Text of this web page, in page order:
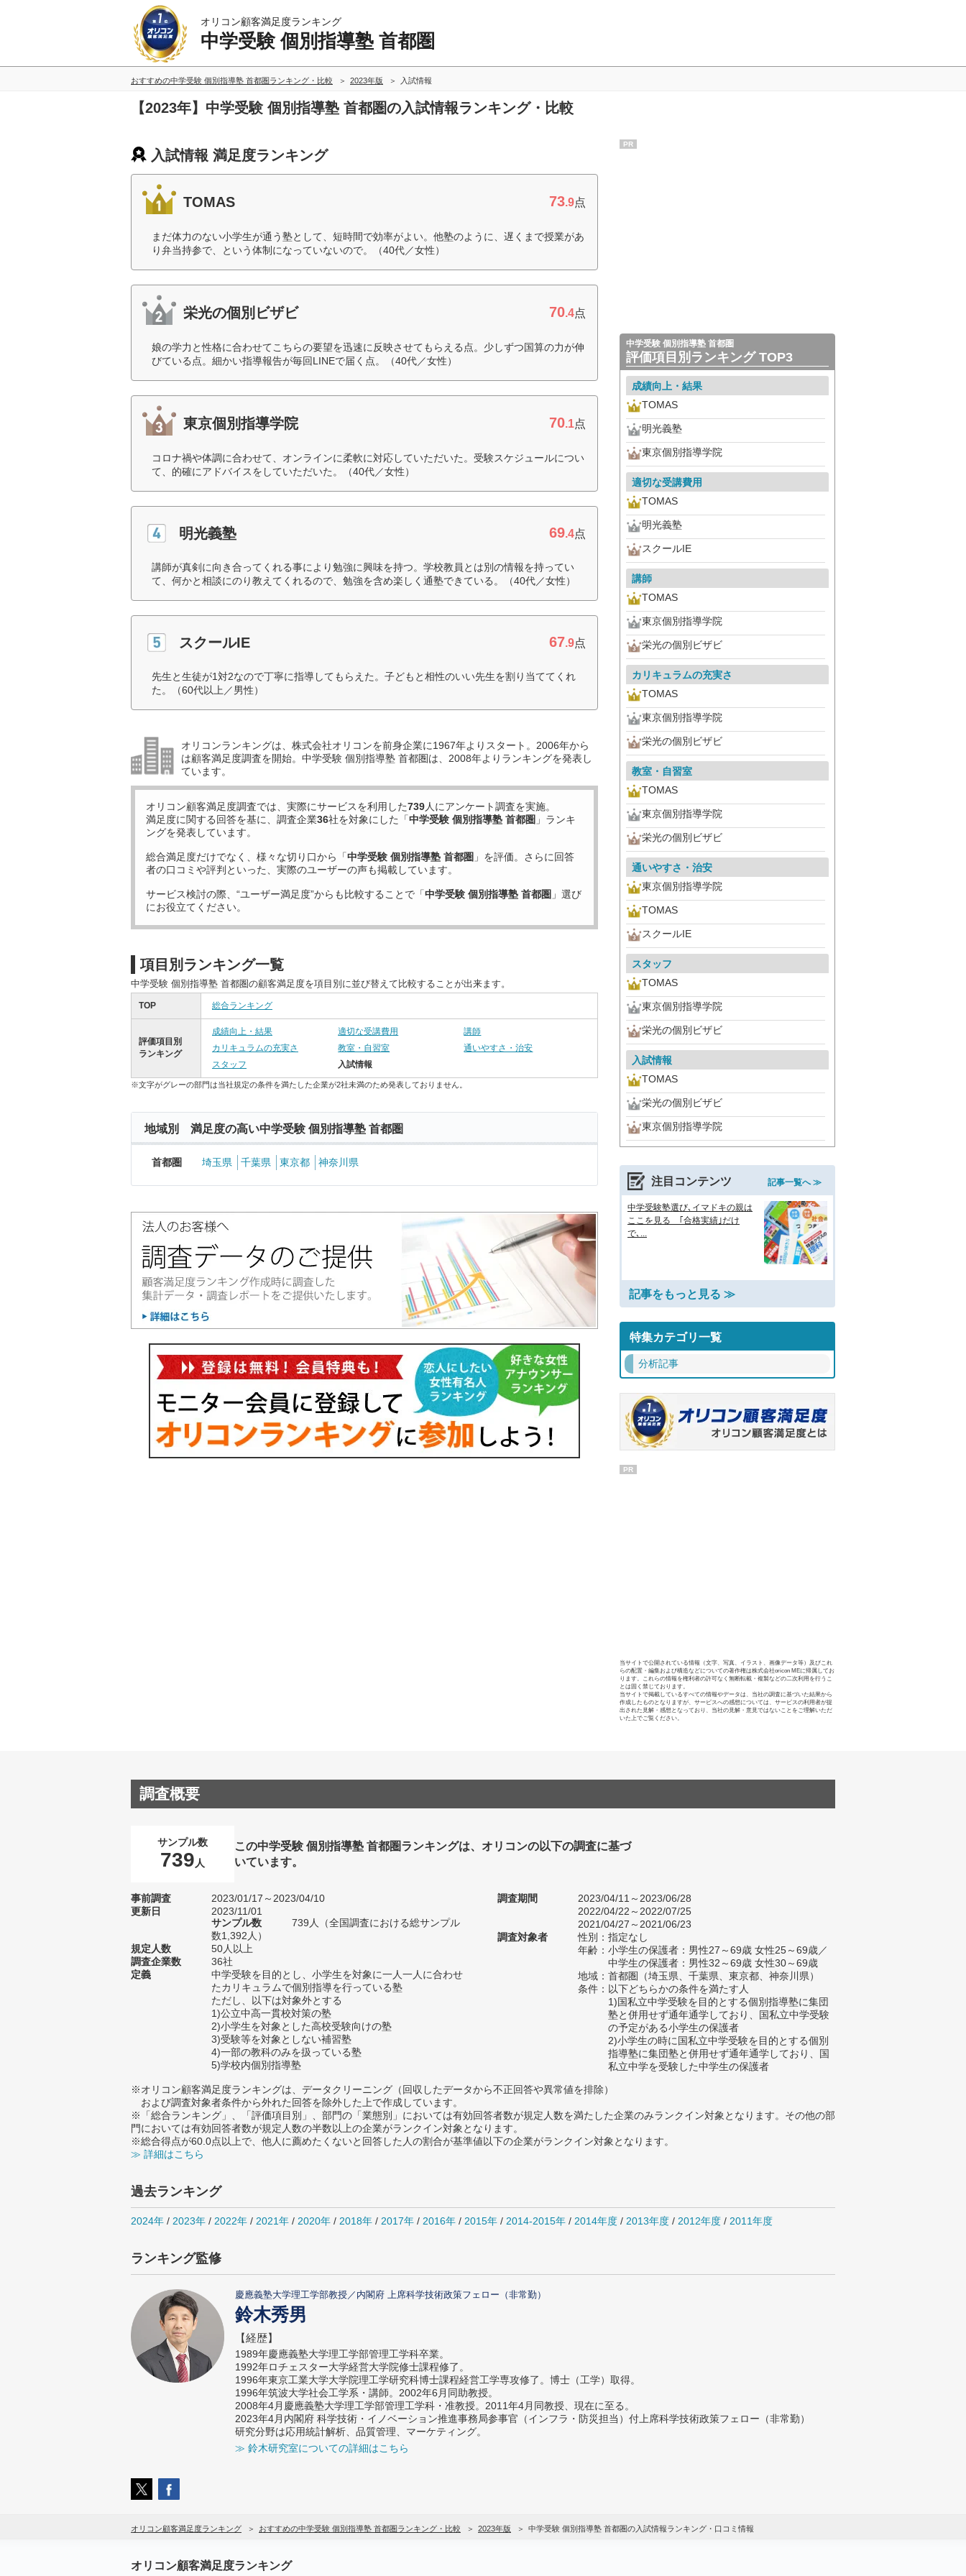
オリコン顧客満足度ランキング
中学受験 個別指導塾 首都圏
おすすめの中学受験 個別指導塾 首都圏ランキング・比較 2023年版 入試情報
【2023年】中学受験 個別指導塾 首都圏の入試情報ランキング・比較
入試情報 満足度ランキング
TOMAS 73.9点
まだ体力のない小学生が通う塾として、短時間で効率がよい。他塾のように、遅くまで授業があ
り弁当持参で、という体制になっていないので。（40代／女性）
栄光の個別ビザビ 70.4点
娘の学力と性格に合わせてこちらの要望を迅速に反映させてもらえる点。少しずつ国算の力が伸
びている点。細かい指導報告が毎回LINEで届く点。（40代／女性）
東京個別指導学院 70.1点
コロナ禍や体調に合わせて、オンラインに柔軟に対応していただいた。受験スケジュールについ
て、的確にアドバイスをしていただいた。（40代／女性）
明光義塾 69.4点
講師が真剣に向き合ってくれる事により勉強に興味を持つ。学校教員とは別の情報を持ってい
て、何かと相談にのり教えてくれるので、勉強を含め楽しく通塾できている。（40代／女性）
スクールIE 67.9点
先生と生徒が1対2なので丁寧に指導してもらえた。子どもと相性のいい先生を割り当ててくれ
た。（60代以上／男性）
オリコンランキングは、株式会社オリコンを前身企業に1967年よりスタート。2006年から
は顧客満足度調査を開始。中学受験 個別指導塾 首都圏は、2008年よりランキングを発表し
ています。
オリコン顧客満足度調査では、実際にサービスを利用した739人にアンケート調査を実施。
満足度に関する回答を基に、調査企業36社を対象にした「中学受験 個別指導塾 首都圏 」ランキ
ングを発表しています。
総合満足度だけでなく、様々な切り口から「中学受験 個別指導塾 首都圏 」を評価。さらに回答
者の口コミや評判といった、実際のユーザーの声も掲載しています。
サービス検討の際、“ユーザー満足度”からも比較することで「中学受験 個別指導塾 首都圏 」選び
にお役立てください。
項目別ランキング一覧
中学受験 個別指導塾 首都圏の顧客満足度を項目別に並び替えて比較することが出来ます。
TOP 総合ランキング
評価項目別
ランキング
成績向上・結果 適切な受講費用
講師
カリキュラムの充実さ
教室・自習室
通いやすさ・治安
スタッフ
入試情報
※文字がグレーの部門は当社規定の条件を満たした企業が2社未満のため発表しておりません。
地域別 満足度の高い中学受験 個別指導塾 首都圏
首都圏 埼玉県 千葉県 東京都 神奈川県
PR
中学受験 個別指導塾 首都圏
評価項目別ランキング TOP3
成績向上・結果
TOMAS
明光義塾
東京個別指導学院
適切な受講費用
TOMAS
明光義塾
スクールIE
講師
TOMAS
東京個別指導学院
栄光の個別ビザビ
カリキュラムの充実さ
TOMAS
東京個別指導学院
栄光の個別ビザビ
教室・自習室
TOMAS
東京個別指導学院
栄光の個別ビザビ
通いやすさ・治安
東京個別指導学院
TOMAS
スクールIE
スタッフ
TOMAS
東京個別指導学院
栄光の個別ビザビ
入試情報
TOMAS
栄光の個別ビザビ
東京個別指導学院
注目コンテンツ 記事一覧へ ≫
中学受験塾選び､イマドキの親は
ここを見る ｢合格実績｣だけ
で､...
記事をもっと見る ≫
特集カテゴリ一覧
分析記事
PR
当サイトで公開されている情報（文字、写真、イラスト、画像データ等）及びこれ
らの配置・編集および構造などについての著作権は株式会社oricon MEに帰属してお
ります。これらの情報を権利者の許可なく無断転載・複製などの二次利用を行うこ
とは固く禁じております。
当サイトで掲載しているすべての情報やデータは、当社の調査に基づいた結果から
作成したものとなりますが、サービスへの感想については、サービスの利用者が提
出された見解・感想となっており、当社の見解・意見ではないことをご理解いただ
いた上でご覧ください。
調査概要
サンプル数
739 人
この中学受験 個別指導塾 首都圏ランキングは、オリコンの以下の調査に基づ
いています。
事前調査
2023/01/17～2023/04/10
更新日
2023/11/01
サンプル数
739人（全国調査における総サンプル
数1,392人）
規定人数
50人以上
調査企業数
36社
定義
中学受験を目的とし、小学生を対象に一人一人に合わせ
たカリキュラムで個別指導を行っている塾
ただし、以下は対象外とする
1)公立中高一貫校対策の塾
2)小学生を対象とした高校受験向けの塾
3)受験等を対象としない補習塾
4)一部の教科のみを扱っている塾
5)学校内個別指導塾
調査期間
2023/04/11～2023/06/28
2022/04/22～2022/07/25
2021/04/27～2021/06/23
調査対象者
性別：指定なし
年齢：小学生の保護者：男性27～69歳 女性25～69歳／
中学生の保護者：男性32～69歳 女性30～69歳
地域：首都圏（埼玉県、千葉県、東京都、神奈川県）
条件：以下どちらかの条件を満たす人
1)国私立中学受験を目的とする個別指導塾に集団
塾と併用せず通年通学しており、国私立中学受験
の予定がある小学生の保護者
2)小学生の時に国私立中学受験を目的とする個別
指導塾に集団塾と併用せず通年通学しており、国
私立中学を受験した中学生の保護者
※オリコン顧客満足度ランキングは、データクリーニング（回収したデータから不正回答や異常値を排除）
および調査対象者条件から外れた回答を除外した上で作成しています。
※「総合ランキング」、「評価項目別」、部門の「業態別」においては有効回答者数が規定人数を満たした企業のみランクイン対象となります。その他の部
門においては有効回答者数が規定人数の半数以上の企業がランクイン対象となります。
※総合得点が60.0点以上で、他人に薦めたくないと回答した人の割合が基準値以下の企業がランクイン対象となります。
≫ 詳細はこちら
過去ランキング
2024年 / 2023年 / 2022年 / 2021年 / 2020年 / 2018年 / 2017年 / 2016年 / 2015年 / 2014-2015年 / 2014年度 / 2013年度 / 2012年度 / 2011年度
ランキング監修
慶應義塾大学理工学部教授／内閣府 上席科学技術政策フェロー（非常勤）
鈴木秀男
【経歴】
1989年慶應義塾大学理工学部管理工学科卒業。
1992年ロチェスター大学経営大学院修士課程修了。
1996年東京工業大学大学院理工学研究科博士課程経営工学専攻修了。博士（工学）取得。
1996年筑波大学社会工学系・講師。2002年6月同助教授。
2008年4月慶應義塾大学理工学部管理工学科・准教授。2011年4月同教授、現在に至る。
2023年4月内閣府 科学技術・イノベーション推進事務局参事官（インフラ・防災担当）付上席科学技術政策フェロー（非常勤）
研究分野は応用統計解析、品質管理、マーケティング。
≫ 鈴木研究室についての詳細はこちら
オリコン顧客満足度ランキング おすすめの中学受験 個別指導塾 首都圏ランキング・比較 2023年版 中学受験 個別指導塾 首都圏の入試情報ランキング・口コミ情報
オリコン顧客満足度ランキング